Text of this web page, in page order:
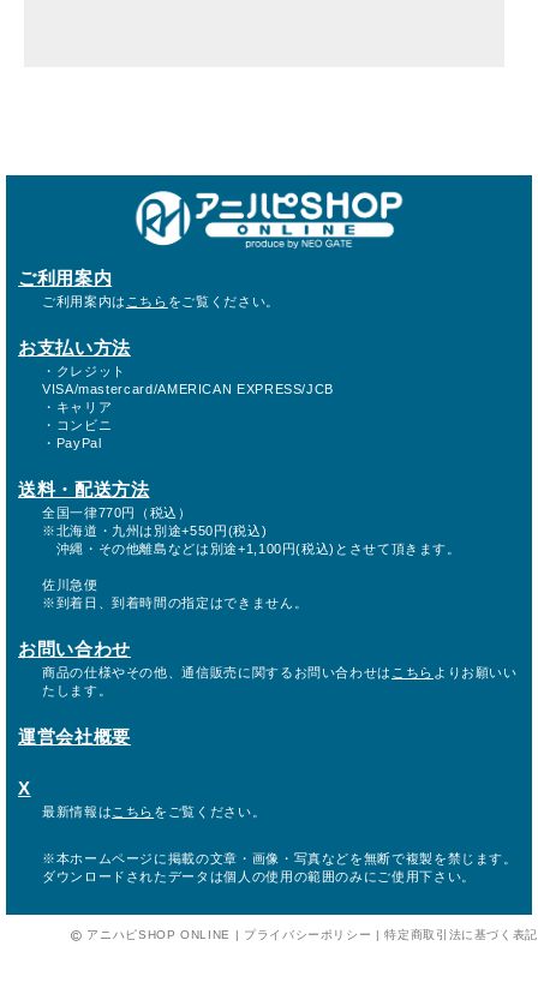
ご利用案内
ご利用案内は こちら をご覧ください。
お支払い方法
・クレジット
VISA/mastercard/AMERICAN EXPRESS/JCB
・キャリア
・コンビニ
・PayPal
送料・配送方法
全国一律770円（税込）
※北海道・九州は別途+550円(税込)
沖縄・その他離島などは別途+1,100円(税込)とさせて頂きます。
佐川急便
※到着日、到着時間の指定はできません。
お問い合わせ
商品の仕様やその他、通信販売に関するお問い合わせは こちら よりお願いい
たします。
運営会社概要
X
最新情報は こちら をご覧ください。
※本ホームページに掲載の文章・画像・写真などを無断で複製を禁じます。
ダウンロードされたデータは個人の使用の範囲のみにご使用下さい。
アニハピSHOP ONLINE | プライバシーポリシー |特定商取引法に基づく表記